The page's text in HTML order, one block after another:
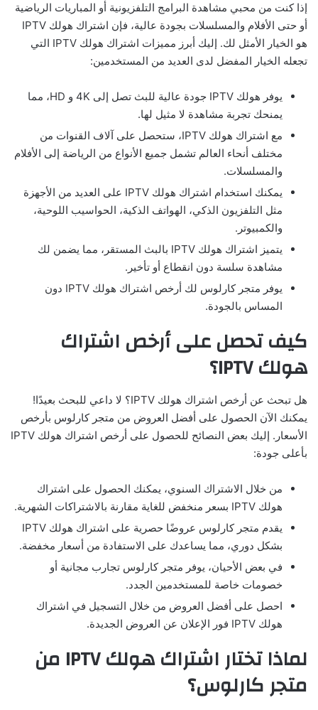
إذا كنت من محبي مشاهدة البرامج التلفزيونية أو المباريات الرياضية
أو حتى الأفلام والمسلسلات بجودة عالية، فإن اشتراك هولك IPTV
هو الخيار الأمثل لك. إليك أبرز مميزات اشتراك هولك IPTV التي
تجعله الخيار المفضل لدى العديد من المستخدمين:
يوفر هولك IPTV جودة عالية للبث تصل إلى 4K و HD، مما
يمنحك تجربة مشاهدة لا مثيل لها.
مع اشتراك هولك IPTV، ستحصل على آلاف القنوات من
مختلف أنحاء العالم تشمل جميع الأنواع من الرياضة إلى الأفلام
والمسلسلات.
يمكنك استخدام اشتراك هولك IPTV على العديد من الأجهزة
مثل التلفزيون الذكي، الهواتف الذكية، الحواسيب اللوحية،
والكمبيوتر.
يتميز اشتراك هولك IPTV بالبث المستقر، مما يضمن لك
مشاهدة سلسة دون انقطاع أو تأخير.
يوفر متجر كارلوس لك أرخص اشتراك هولك IPTV دون
المساس بالجودة.
كيف تحصل على أرخص اشتراك
هولك IPTV؟
هل تبحث عن أرخص اشتراك هولك IPTV؟ لا داعي للبحث بعيدًا!
يمكنك الآن الحصول على أفضل العروض من متجر كارلوس بأرخص
الأسعار. إليك بعض النصائح للحصول على أرخص اشتراك هولك IPTV
بأعلى جودة:
من خلال الاشتراك السنوي، يمكنك الحصول على اشتراك
هولك IPTV بسعر منخفض للغاية مقارنة بالاشتراكات الشهرية.
يقدم متجر كارلوس عروضًا حصرية على اشتراك هولك IPTV
بشكل دوري، مما يساعدك على الاستفادة من أسعار مخفضة.
في بعض الأحيان، يوفر متجر كارلوس تجارب مجانية أو
خصومات خاصة للمستخدمين الجدد.
احصل على أفضل العروض من خلال التسجيل في اشتراك
هولك IPTV فور الإعلان عن العروض الجديدة.
لماذا تختار اشتراك هولك IPTV من
متجر كارلوس؟